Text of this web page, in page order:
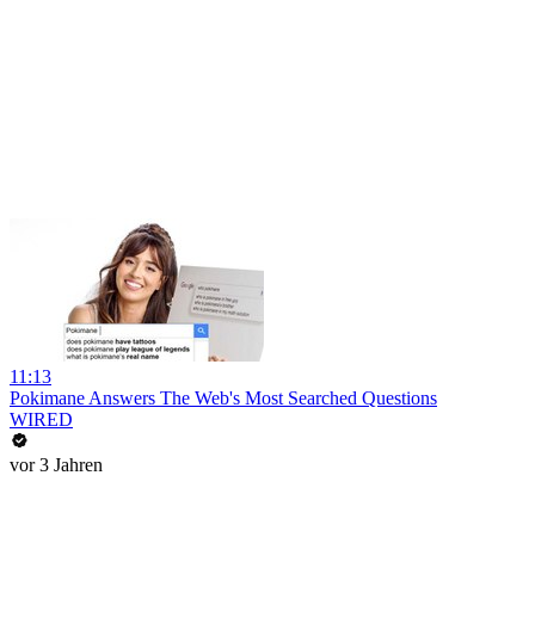
11:13
Pokimane Answers The Web's Most Searched Questions
WIRED
vor 3 Jahren